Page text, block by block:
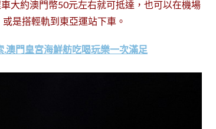
大約澳門幣50元左右就可抵達，也可以在機場
是搭輕軌到東亞運站下車。
澳門皇宮海鮮舫吃喝玩樂一次滿足